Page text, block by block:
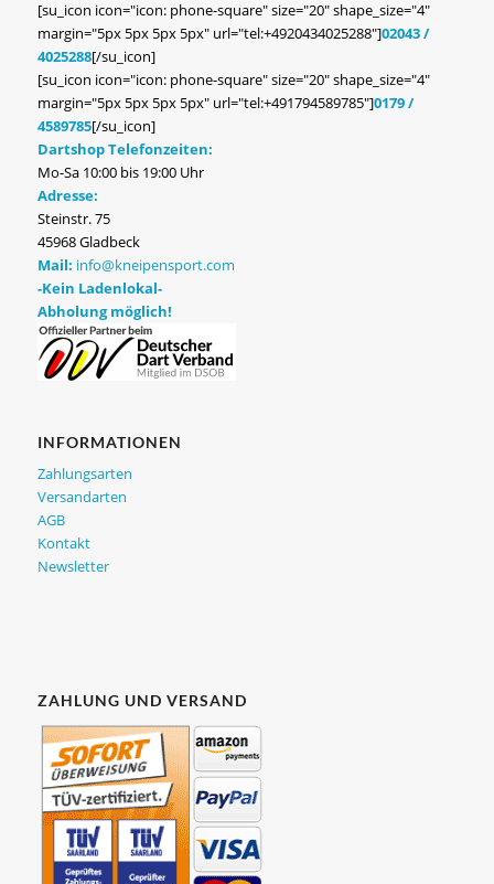
[su_icon icon="icon: phone-square" size="20" shape_size="4"
margin="5px 5px 5px 5px" url="tel:+4920434025288"]02043 /
4025288[/su_icon]
[su_icon icon="icon: phone-square" size="20" shape_size="4"
margin="5px 5px 5px 5px" url="tel:+491794589785"]0179 /
4589785[/su_icon]
Dartshop Telefonzeiten:
Mo-Sa 10:00 bis 19:00 Uhr
Adresse:
Steinstr. 75
45968 Gladbeck
Mail: info@kneipensport.com
-Kein Ladenlokal-
Abholung möglich!
INFORMATIONEN
Zahlungsarten
Versandarten
AGB
Kontakt
Newsletter
ZAHLUNG UND VERSAND